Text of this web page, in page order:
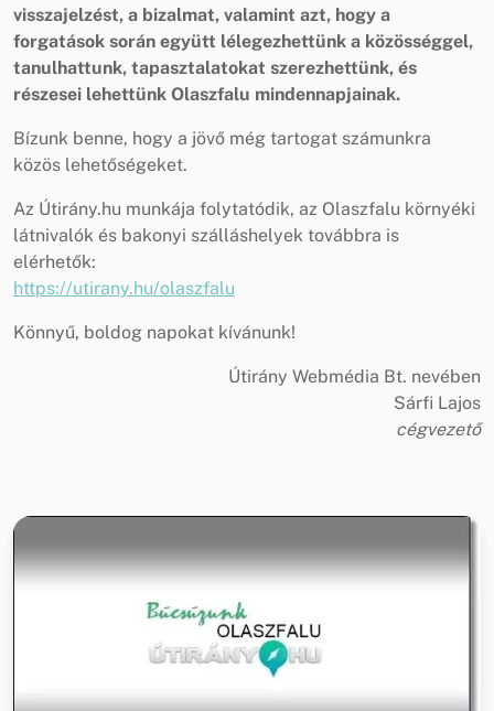
visszajelzést, a bizalmat, valamint azt, hogy a
forgatások során együtt lélegezhettünk a közösséggel,
tanulhattunk, tapasztalatokat szerezhettünk, és
részesei lehettünk Olaszfalu mindennapjainak.
Bízunk benne, hogy a jövő még tartogat számunkra
közös lehetőségeket.
Az Útirány.hu munkája folytatódik, az Olaszfalu környéki
látnivalók és bakonyi szálláshelyek továbbra is
elérhetők:
https://utirany.hu/olaszfalu
Könnyű, boldog napokat kívánunk!
Útirány Webmédia Bt. nevében
Sárfi Lajos
cégvezető